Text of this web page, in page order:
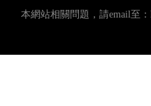
本網站相關問題，請email至：